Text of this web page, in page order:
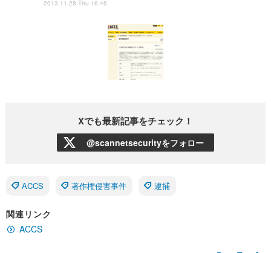
2013.11.28 Thu 16:46
Xでも最新記事をチェック！
@scannetsecurityをフォロー
ACCS 著作権侵害事件 逮捕
関連リンク
ACCS